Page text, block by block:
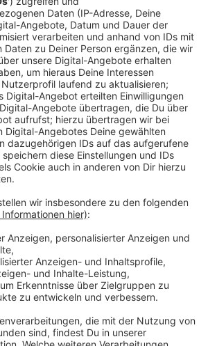
reicht. Und dann ist das
Land bestimmt, wo anerkannte
sollen – also in welcher Stadt. Die
ist aber so kompliziert und nicht
die Städte vorher nicht wissen,
sie demnächst zugewiesen
Geduldete Flüchtlinge
zahlen die Städte rund 600
eigener Tasche - alleine für die
Deutschland verlassen
NRW rund 58.000 Menschen die
sind. Bei denen weiß man nicht
Anspruch auf Asyl haben – zum